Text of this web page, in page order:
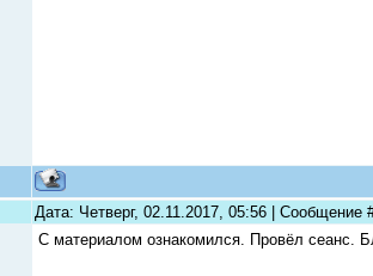
Дата: Четверг, 02.11.2017, 05:56 | Сообщение
С материалом ознакомился. Провёл сеанс.